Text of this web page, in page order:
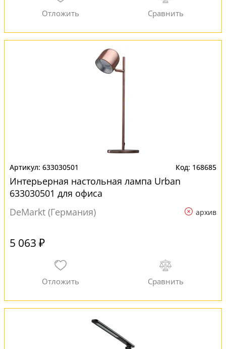
633030501 168685
Интерьерная настольная лампа Urban
633030501 для офиса
DeMarkt (Германия)
архив
5 063 ₽